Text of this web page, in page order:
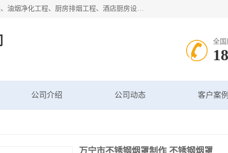
海南鑫艺达通风设备有限公司是一家海南通风设备工厂，主要从事：消防排烟工程、油烟净化工程、厨房排烟工程、酒店厨房设备、新风排风系统、镀锌铁皮管道加工、暖通工程、通风管道安装、消防火阀百叶风口等业务。公司拥有管道及配件一体化工厂生产线，良好的售后服务，良好的设计团队，良好的施工团队、良好管理人员，掌握畅通丰富的信息、市场渠道。
全国
公司介绍 公司动态 客户案例
万宁市不锈钢烟罩制作 不锈钢烟罩